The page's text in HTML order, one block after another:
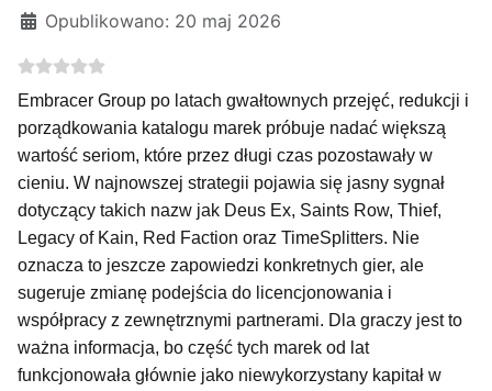
Opublikowano: 20 maj 2026
Embracer Group po latach gwałtownych przejęć, redukcji i
porządkowania katalogu marek próbuje nadać większą
wartość seriom, które przez długi czas pozostawały w
cieniu. W najnowszej strategii pojawia się jasny sygnał
dotyczący takich nazw jak Deus Ex, Saints Row, Thief,
Legacy of Kain, Red Faction oraz TimeSplitters. Nie
oznacza to jeszcze zapowiedzi konkretnych gier, ale
sugeruje zmianę podejścia do licencjonowania i
współpracy z zewnętrznymi partnerami. Dla graczy jest to
ważna informacja, bo część tych marek od lat
funkcjonowała głównie jako niewykorzystany kapitał w